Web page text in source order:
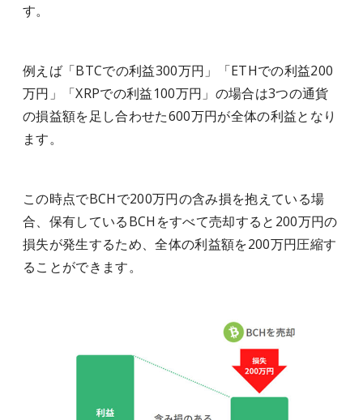
す。
例えば「BTCでの利益300万円」「ETHでの利益200
万円」「XRPでの利益100万円」の場合は3つの通貨
の損益額を足し合わせた600万円が全体の利益となり
ます。
この時点でBCHで200万円の含み損を抱えている場
合、保有しているBCHをすべて売却すると200万円の
損失が発生するため、全体の利益額を200万円圧縮す
ることができます。